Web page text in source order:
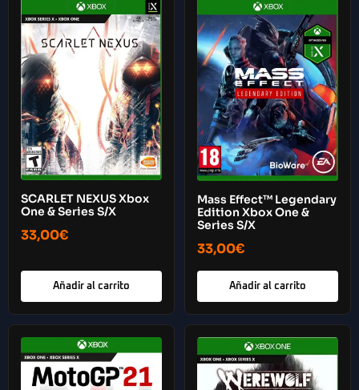
SCARLET NEXUS Xbox
One & Series S/X
33,00€
Añadir al carrito
Mass Effect™ Legendary
Edition Xbox One &
Series S/X
33,00€
Añadir al carrito